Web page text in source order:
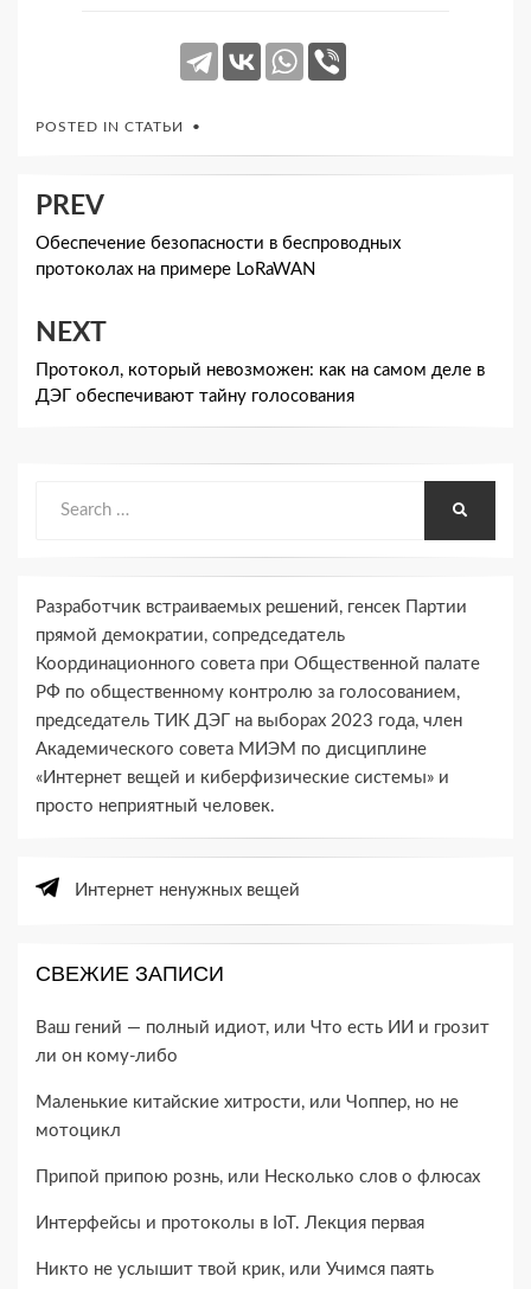
POSTED IN СТАТЬИ
Навигация
по
записям
PREV
Обеспечение безопасности в беспроводных
протоколах на примере LoRaWAN
NEXT
Протокол, который невозможен: как на самом деле в
ДЭГ обеспечивают тайну голосования
SEARCH
Разработчик встраиваемых решений, генсек Партии
прямой демократии, сопредседатель
Координационного совета при Общественной палате
РФ по общественному контролю за голосованием,
председатель ТИК ДЭГ на выборах 2023 года, член
Академического совета МИЭМ по дисциплине
«Интернет вещей и киберфизические системы» и
просто неприятный человек.
Интернет ненужных вещей
СВЕЖИЕ ЗАПИСИ
Ваш гений — полный идиот, или Что есть ИИ и грозит
ли он кому-​либо
Маленькие китайские хитрости, или Чоппер, но не
мотоцикл
Припой припою рознь, или Несколько слов о флюсах
Интерфейсы и протоколы в IoT. Лекция первая
Никто не услышит твой крик, или Учимся паять